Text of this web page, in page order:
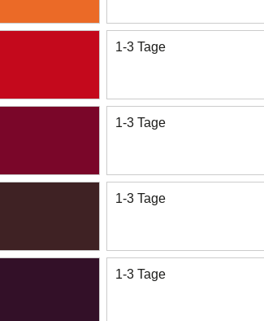
1-3 Tage
1-3 Tage
1-3 Tage
1-3 Tage